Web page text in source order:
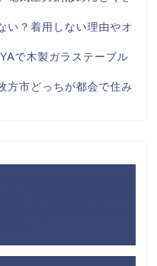
い？着用しない理由やオ
で木製ガラステーブル
方市どっちが都会で住み